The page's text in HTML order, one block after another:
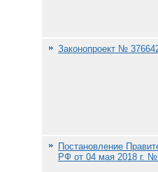
Законопроект №
Постановление
РФ от 04 мая 2018 г.